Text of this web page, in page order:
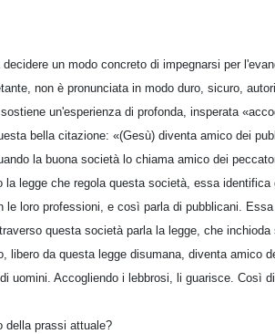
un modo concreto di impegnarsi per
non è pronunciata in modo duro, sicuro,
un'esperienza di profonda, insperata
bella citazione: «(Gesù) diventa amico dei
la buona società lo chiama amico dei
la legge che regola questa società, essa
loro professioni, e così parla di pubblicani.
questa società parla la legge, che inchioda
libero da questa legge disumana, diventa amico
uomini. Accogliendo i lebbrosi, li guarisce. Così
della prassi attuale?